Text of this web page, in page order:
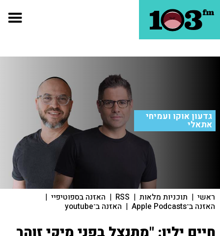
גדעון אוקו ועמיחי
אתאלי
ראשי | תוכניות מלאות |
RSS
| האזנה בספוטיפיי |
האזנה ב־Apple Podcasts | האזנה ב־youtube